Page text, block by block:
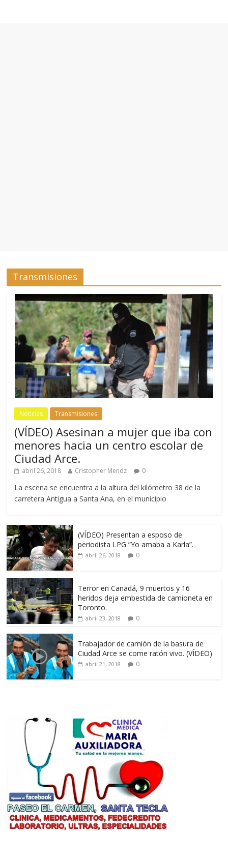
Transmisiones
Noticias Transmisiones
(VÍDEO) Asesinan a mujer que iba con
menores hacia un centro escolar de
Ciudad Arce.
abril 26, 2018 Cristopher Mendz 0
La escena se encuentra a la altura del kilómetro 38 de la
carretera Antigua a Santa Ana, en el municipio
(VÍDEO) Presentan a esposo de
periodista LPG ”Yo amaba a Karla”.
abril 26, 2018 0
Terror en Canadá, 9 muertos y 16
heridos deja embestida de camioneta en
Toronto.
abril 23, 2018 0
Trabajador de camión de la basura de
Ciudad Arce se come ratón vivo. (VÍDEO)
abril 21, 2018 0